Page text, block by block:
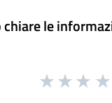
le